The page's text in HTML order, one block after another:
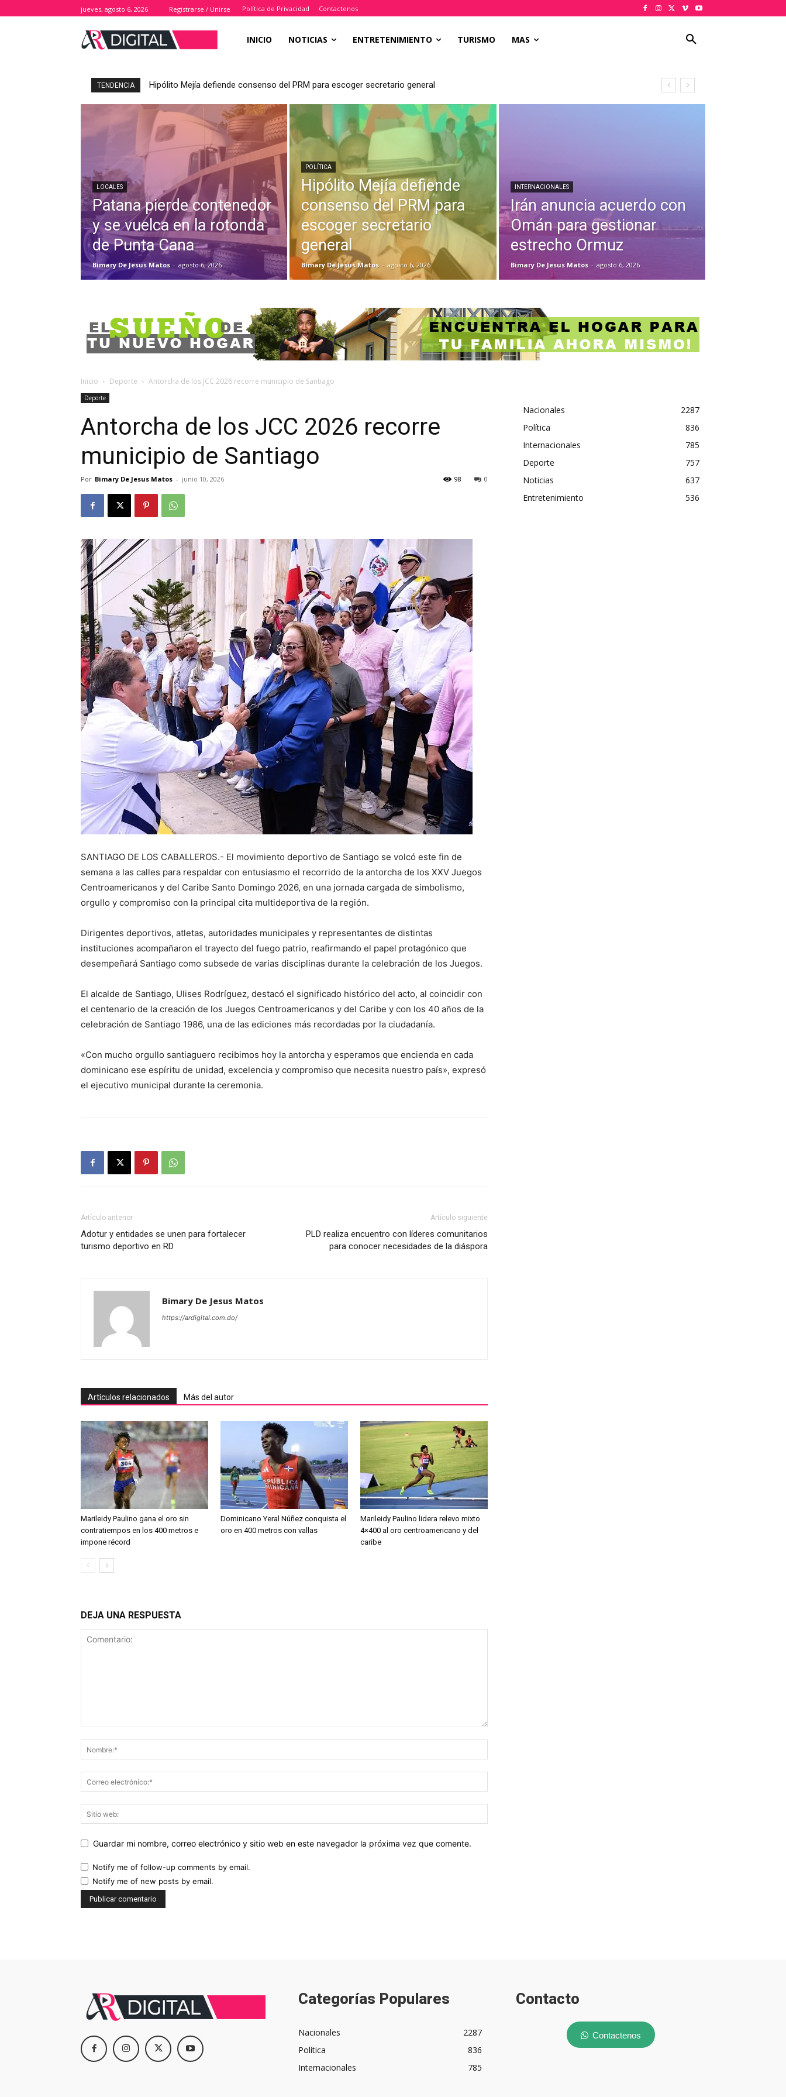
jueves, agosto 6, 2026 Registrarse / Unirse Política de Privacidad Contactenos
INICIO NOTICIAS ENTRETENIMIENTO TURISMO MAS
TENDENCIA Hipólito Mejía defiende consenso del PRM para escoger secretario general
LOCALES
Patana pierde contenedor
y se vuelca en la rotonda
de Punta Cana
Bimary De Jesus Matos - agosto 6, 2026
POLÍTICA
Hipólito Mejía defiende
consenso del PRM para
escoger secretario
general
Bimary De Jesus Matos - agosto 6, 2026
INTERNACIONALES
Irán anuncia acuerdo con
Omán para gestionar
estrecho Ormuz
Bimary De Jesus Matos - agosto 6, 2026
Inicio Deporte Antorcha de los JCC 2026 recorre municipio de Santiago
Deporte
Antorcha de los JCC 2026 recorre
municipio de Santiago
Por Bimary De Jesus Matos - junio 10, 2026 0
98
SANTIAGO DE LOS CABALLEROS.- El movimiento deportivo de Santiago se volcó este fin de
semana a las calles para respaldar con entusiasmo el recorrido de la antorcha de los XXV Juegos
Centroamericanos y del Caribe Santo Domingo 2026, en una jornada cargada de simbolismo,
orgullo y compromiso con la principal cita multideportiva de la región.
Dirigentes deportivos, atletas, autoridades municipales y representantes de distintas
instituciones acompañaron el trayecto del fuego patrio, reafirmando el papel protagónico que
desempeñará Santiago como subsede de varias disciplinas durante la celebración de los Juegos.
El alcalde de Santiago, Ulises Rodríguez, destacó el significado histórico del acto, al coincidir con
el centenario de la creación de los Juegos Centroamericanos y del Caribe y con los 40 años de la
celebración de Santiago 1986, una de las ediciones más recordadas por la ciudadanía.
«Con mucho orgullo santiaguero recibimos hoy la antorcha y esperamos que encienda en cada
dominicano ese espíritu de unidad, excelencia y compromiso que necesita nuestro país», expresó
el ejecutivo municipal durante la ceremonia.
Artículo anterior
Adotur y entidades se unen para fortalecer
turismo deportivo en RD
Artículo siguiente
PLD realiza encuentro con líderes comunitarios
para conocer necesidades de la diáspora
Bimary De Jesus Matos
https://ardigital.com.do/
Artículos relacionados Más del autor
Marileidy Paulino gana el oro sin
contratiempos en los 400 metros e
impone récord
Dominicano Yeral Núñez conquista el
oro en 400 metros con vallas
Marileidy Paulino lidera relevo mixto
4×400 al oro centroamericano y del
caribe
DEJA UNA RESPUESTA
Guardar mi nombre, correo electrónico y sitio web en este navegador la próxima vez que comente.
Notify me of follow-up comments by email.
Notify me of new posts by email.
Nacionales
2287
Política
836
Internacionales
785
Deporte
757
Noticias
637
Entretenimiento
536
Categorías Populares
Nacionales
2287
Política
836
Internacionales
785
Contacto
Contactenos